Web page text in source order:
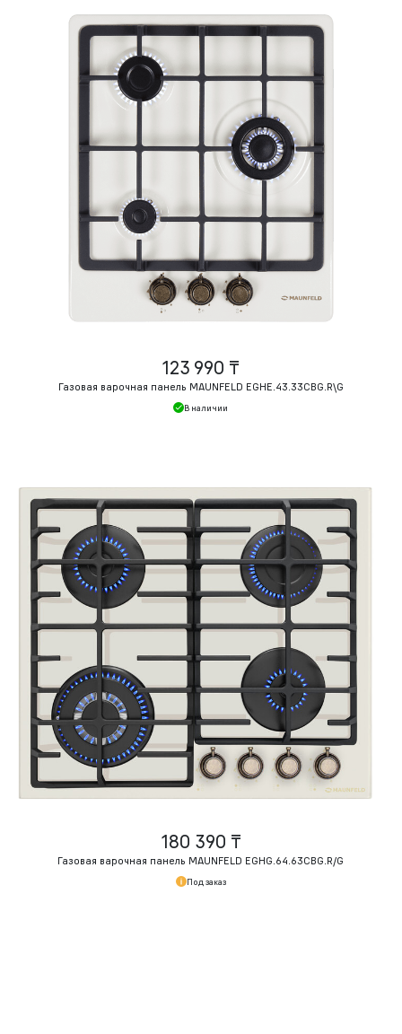
123 990 ₸
Газовая варочная панель MAUNFELD EGHE.43.33CBG.R\G
В наличии
180 390 ₸
Газовая варочная панель MAUNFELD EGHG.64.63CBG.R/G
Под заказ